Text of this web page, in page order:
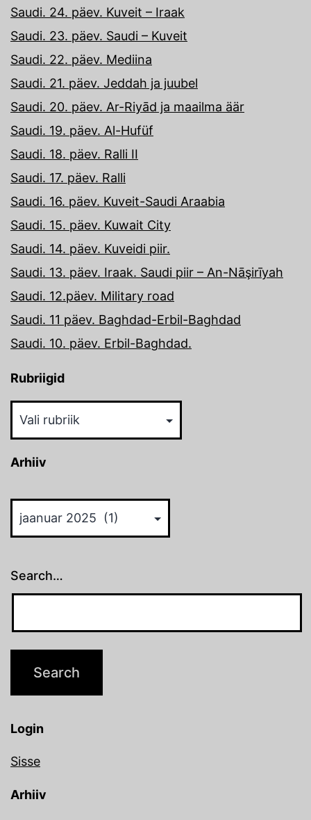
Saudi. 24. päev. Kuveit – Iraak
Saudi. 23. päev. Saudi – Kuveit
Saudi. 22. päev. Mediina
Saudi. 21. päev. Jeddah ja juubel
Saudi. 20. päev. Ar-Riyād ja maailma äär
Saudi. 19. päev. Al-Hufüf
Saudi. 18. päev. Ralli II
Saudi. 17. päev. Ralli
Saudi. 16. päev. Kuveit-Saudi Araabia
Saudi. 15. päev. Kuwait City
Saudi. 14. päev. Kuveidi piir.
Saudi. 13. päev. Iraak. Saudi piir – An-Nāşirīyah
Saudi. 12.päev. Military road
Saudi. 11 päev. Baghdad-Erbil-Baghdad
Saudi. 10. päev. Erbil-Baghdad.
Rubriigid
Arhiiv
Search…
Login
Sisse
Arhiiv